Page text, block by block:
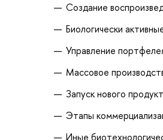
Создание
Биологически
Управление
Массовое
Запуск нового
Этапы
Иные